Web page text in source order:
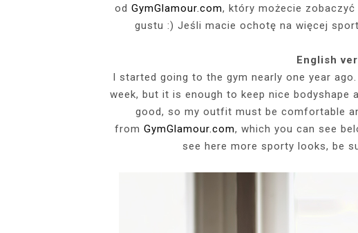
KTÓRYMI PRAGNĘ SIĘ Z
PODZIELIĆ
AIRBNB
od GymGlamour.com, który możecie zobaczyć
gustu :) Jeśli macie ochotę na więcej
English
I started going to the gym nearly one year
week, but it is enough to keep nice
good, so my outfit must be comfortable
from GymGlamour.com, which you can see
see here more sporty looks, be